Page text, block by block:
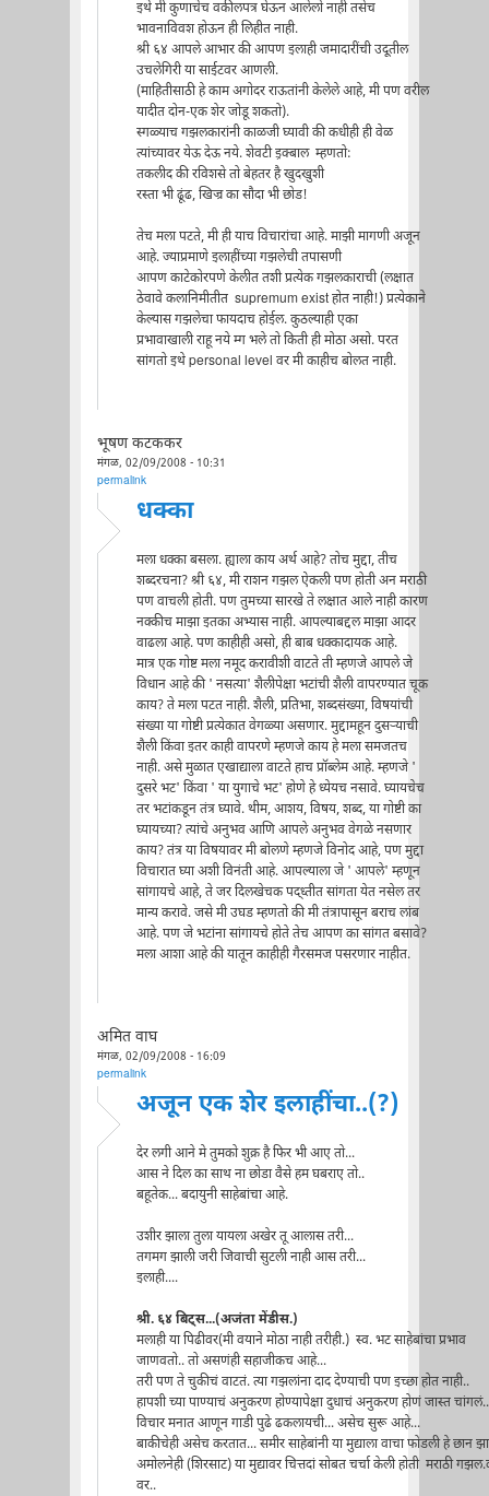
इथे मी कुणाचेच वकीलपत्र घेऊन आलेलो नाही तसेच
भावनाविवश होऊन ही लिहीत नाही.
श्री ६४ आपले आभार की आपण इलाही जमादारींची उदूतील
उचलेगिरी या साईटवर आणली.
(माहितीसाठी हे काम अगोदर राऊतांनी केलेले आहे, मी पण वरील
यादीत दोन-एक शेर जोडू शकतो).
स्गळ्याच गझलकारांनी काळजी घ्यावी की कधीही ही वेळ
त्यांच्यावर येऊ देऊ नये. शेवटी इ़क्बाल म्हणतो:
तकलीद की रविशसे तो बेहतर है खुदखुशी
रस्ता भी ढूंढ, खिज्र का सौदा भी छोड!
तेच मला पटते, मी ही याच विचारांचा आहे. माझी मागणी अजून
आहे. ज्याप्रमाणे इलाहींच्या गझलेची तपासणी
आपण काटेकोरपणे केलीत तशी प्रत्येक गझलकाराची (लक्षात
ठेवावे कलानिमीतीत supremum exist होत नाही!) प्रत्येकाने
केल्यास गझलेचा फायदाच होईल. कुठल्याही एका
प्रभावाखाली राहू नये म्ग भले तो किती ही मोठा असो. परत
सांगतो इथे personal level वर मी काहीच बोलत नाही.
भूषण कटककर
मंगळ, 02/09/2008 - 10:31
permalink
धक्का
मला धक्का बसला. ह्याला काय अर्थ आहे? तोच मुद्दा, तीच
शब्दरचना? श्री ६४, मी राशन गझल ऐकली पण होती अन मराठी
पण वाचली होती. पण तुमच्या सारखे ते लक्षात आले नाही कारण
नक्कीच माझा इतका अभ्यास नाही. आपल्याबद्दल माझा आदर
वाढला आहे. पण काहीही असो, ही बाब धक्कादायक आहे.
मात्र एक गोष्ट मला नमूद करावीशी वाटते ती म्हणजे आपले जे
विधान आहे की ' नसत्या' शैलीपेक्षा भटांची शैली वापरण्यात चूक
काय? ते मला पटत नाही. शैली, प्रतिभा, शब्दसंख्या, विषयांची
संख्या या गोष्टी प्रत्येकात वेगळ्या असणार. मुद्दामहून दुसर्‍याची
शैली किंवा इतर काही वापरणे म्हणजे काय हे मला समजतच
नाही. असे मुळात एखाद्याला वाटते हाच प्रॉब्लेम आहे. म्हणजे '
दुसरे भट' किंवा ' या युगाचे भट' होणे हे ध्येयच नसावे. घ्यायचेच
तर भटांकडून तंत्र घ्यावे. थीम, आशय, विषय, शब्द, या गोष्टी का
घ्यायच्या? त्यांचे अनुभव आणि आपले अनुभव वेगळे नसणार
काय? तंत्र या विषयावर मी बोलणे म्हणजे विनोद आहे, पण मुद्दा
विचारात घ्या अशी विनंती आहे. आपल्याला जे ' आपले' म्हणून
सांगायचे आहे, ते जर दिलखेचक पद्ध्तीत सांगता येत नसेल तर
मान्य करावे. जसे मी उघड म्हणतो की मी तंत्रापासून बराच लांब
आहे. पण जे भटांना सांगायचे होते तेच आपण का सांगत बसावे?
मला आशा आहे की यातून काहीही गैरसमज पसरणार नाहीत.
अमित वाघ
मंगळ, 02/09/2008 - 16:09
permalink
अजून एक शेर इलाहींचा..(?)
देर लगी आने मे तुमको शुक्र है फिर भी आए तो...
आस ने दिल का साथ ना छोडा वैसे हम घबराए तो..
बहूतेक... बदायुनी साहेबांचा आहे.
उशीर झाला तुला यायला अखेर तू आलास तरी...
तगमग झाली जरी जिवाची सुटली नाही आस तरी...
इलाही....
श्री. ६४ बिट्स...(अजंता मेंडीस.)
मलाही या पिढीवर(मी वयाने मोठा नाही तरीही.) स्व. भट साहेबांचा प्रभाव
जाणवतो.. तो असणंही सहाजीकच आहे...
तरी पण ते चुकीचं वाटतं. त्या गझलांना दाद देण्याची पण इच्छा होत नाही..
हापशी च्या पाण्याचं अनुकरण होण्यापेक्षा दुधाचं अनुकरण होणं जास्त
विचार मनात आणून गाडी पुढे ढकलायची... असेच सुरू आहे...
बाकीचेही असेच करतात... समीर साहेबांनी या मुद्याला वाचा फोडली हे छान
अमोलनेही (शिरसाट) या मुद्यावर चित्तदां सोबत चर्चा केली होती मराठी
वर..